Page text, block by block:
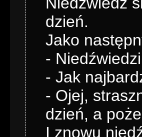
dzień.
Jako
-
- Jak
- Ojej,
dzień, a
I znowu